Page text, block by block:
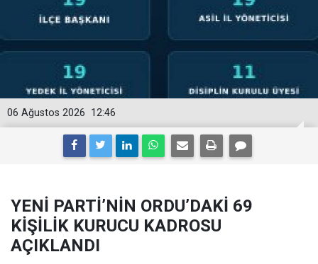
12:46
06 Ağustos 2026
YENİ PARTİ’NİN ORDU’DAKİ 69
KİŞİLİK KURUCU KADROSU
AÇIKLANDI